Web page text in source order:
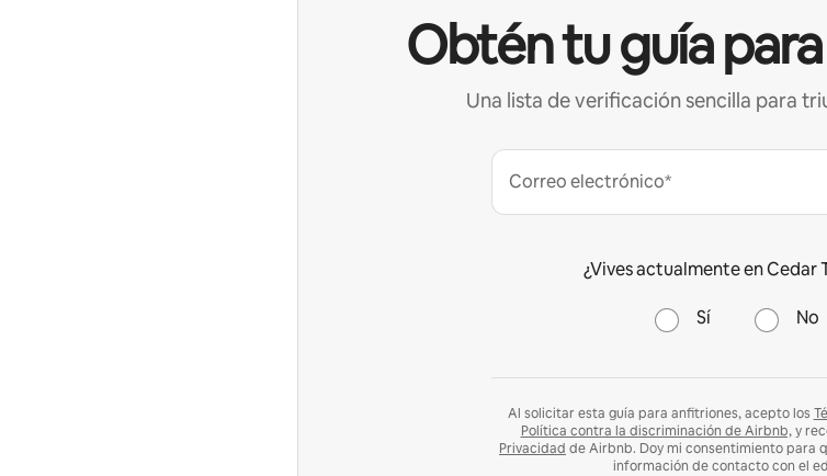
Obtén tu guía
Una lista de verificación sencilla para
Correo electrónico*
¿Vives actualmente en Cedar
Sí No
Al solicitar esta guía para anfitriones, acepto los
Política contra la discriminación de Airbnb,y
Privacidad de Airbnb. Doy mi consentimiento para
información de contacto con el